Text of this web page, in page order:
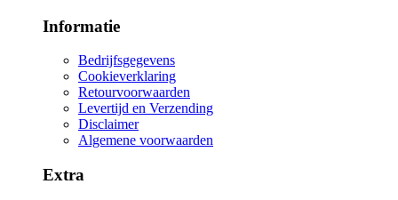
Informatie
Bedrijfsgegevens
Cookieverklaring
Retourvoorwaarden
Levertijd en Verzending
Disclaimer
Algemene voorwaarden
Extra